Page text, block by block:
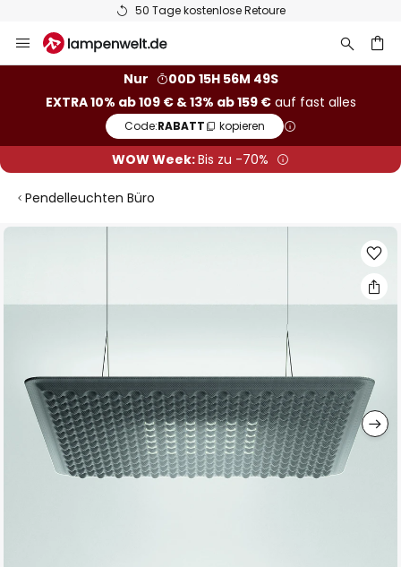
50 Tage kostenlose Retoure
Inhalt
Nur
00D 15H 56M 48S
EXTRA 10% ab 109 € & 13% ab 159 €auf fast alles
Code:RABATT kopieren
WOW Week:Bis zu -70%
Pendelleuchten Büro
Zum
Bildgalerie